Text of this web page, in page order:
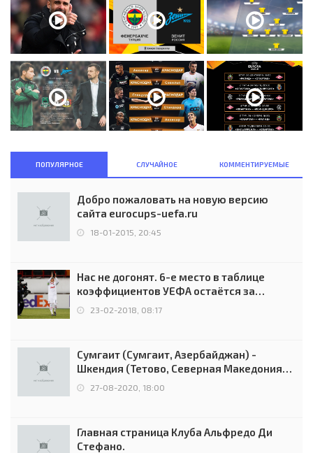
ПОПУЛЯРНОЕ СЛУЧАЙНОЕ КОММЕНТИРУЕМЫЕ
Добро пожаловать на новую версию
сайта eurocups-uefa.ru
18-01-2015, 20:45
Нас не догонят. 6-е место в таблице
коэффициентов УЕФА остаётся за
Россией
23-02-2018, 08:17
Сумгаит (Сумгаит, Азербайджан) -
Шкендия (Тетово, Северная Македония) -
0:2 (0:0)
27-08-2020, 18:00
Главная страница Клуба Альфредо Ди
Стефано.